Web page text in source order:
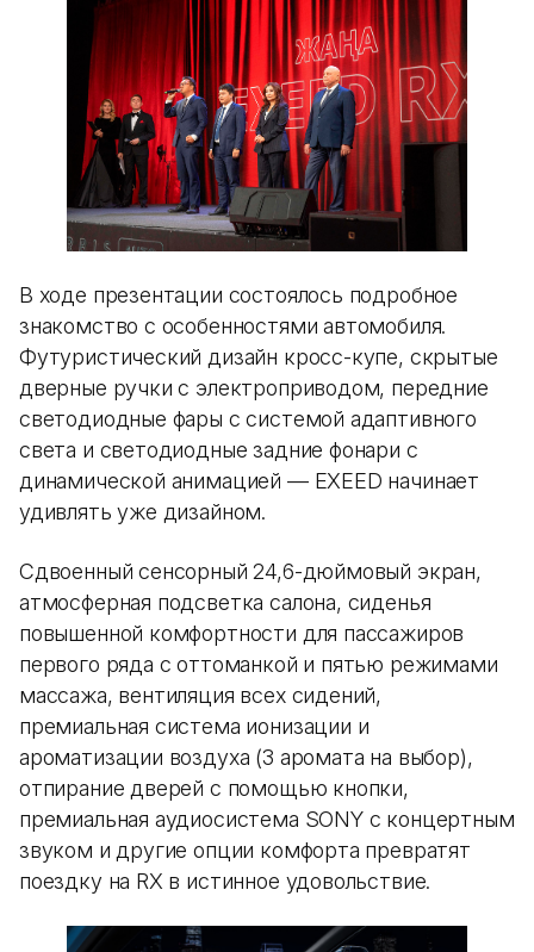
В ходе презентации состоялось подробное
знакомство с особенностями автомобиля.
Футуристический дизайн кросс-купе, скрытые
дверные ручки с электроприводом, передние
светодиодные фары с системой адаптивного
света и светодиодные задние фонари с
динамической анимацией — EXEED начинает
удивлять уже дизайном.
Сдвоенный сенсорный 24,6-дюймовый экран,
атмосферная подсветка салона, сиденья
повышенной комфортности для пассажиров
первого ряда с оттоманкой и пятью режимами
массажа, вентиляция всех сидений,
премиальная система ионизации и
ароматизации воздуха (3 аромата на выбор),
отпирание дверей с помощью кнопки,
премиальная аудиосистема SONY с концертным
звуком и другие опции комфорта превратят
поездку на RX в истинное удовольствие.